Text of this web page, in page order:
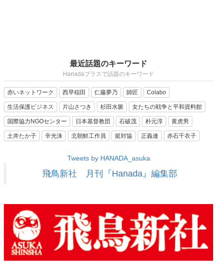
最近話題のキーワード
Hanadaプラスで話題のキーワード
赤いネットワーク 西早稲田 仁藤夢乃 師匠 Colabo
生活保護ビジネス 片山さつき 杉田水脈 女たちの戦争と平和資料館
国際協力NGOセンター 日本基督教団 石破茂 朴元淳 黄虎男
土井たか子 辛光洙 北朝鮮工作員 挺対協 正義連 赤石千衣子
Tweets by HANADA_asuka
飛鳥新社 月刊『Hanada』編集部